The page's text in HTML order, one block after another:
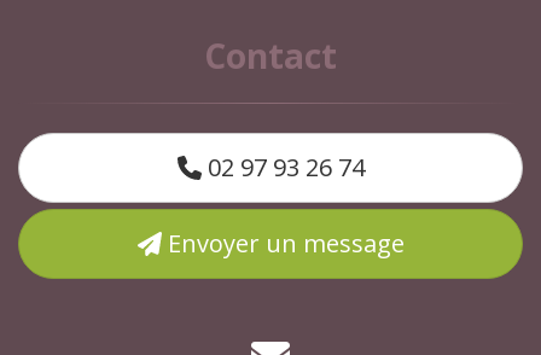
Contact
02 97 93 26 74
Envoyer un message